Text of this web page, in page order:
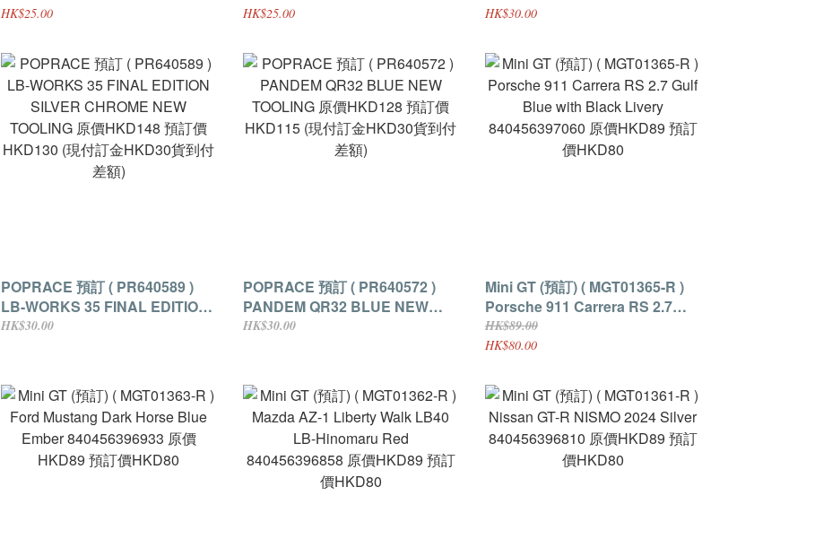
4904810224099 原價HKD39.9 預
HK$25.00
原價HKD39.9 預訂價HKD25
HK$25.00
4904810092377 原價HKD39.9 預
HK$30.00
POPRACE 預訂 ( PR640589 )
LB-WORKS 35 FINAL EDITION
SILVER CHROME NEW
差額)
HK$30.00
POPRACE 預訂 ( PR640572 )
PANDEM QR32 BLUE NEW
TOOLING 原價HKD128 預訂價
HK$30.00
Mini GT (預訂) ( MGT01365-R )
Porsche 911 Carrera RS 2.7
Gulf Blue with Black Livery
840456397060 原價HKD89 預訂
HK$89.00
HK$80.00